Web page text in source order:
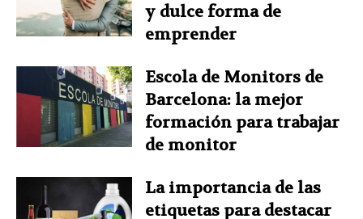
y dulce forma de
emprender
Escola de Monitors de
Barcelona: la mejor
formación para trabajar
de monitor
La importancia de las
etiquetas para destacar